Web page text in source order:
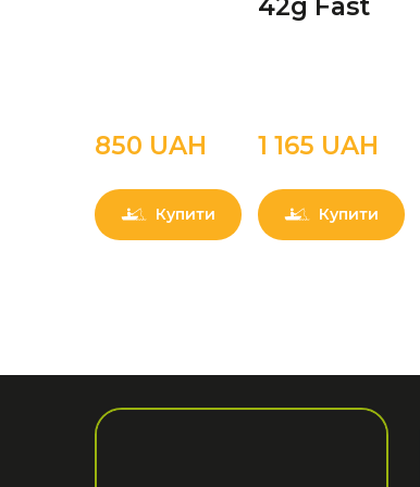
850 UAН
Купити
42g Fast
1 165 UAН
Купити